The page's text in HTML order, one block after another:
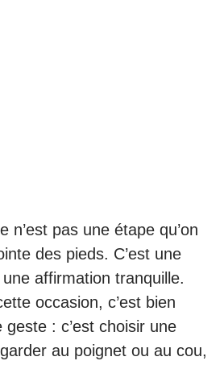
n’est pas une étape qu’on
des pieds. C’est une
affirmation tranquille.
occasion, c’est bien
geste : c’est choisir une
au poignet ou au cou,